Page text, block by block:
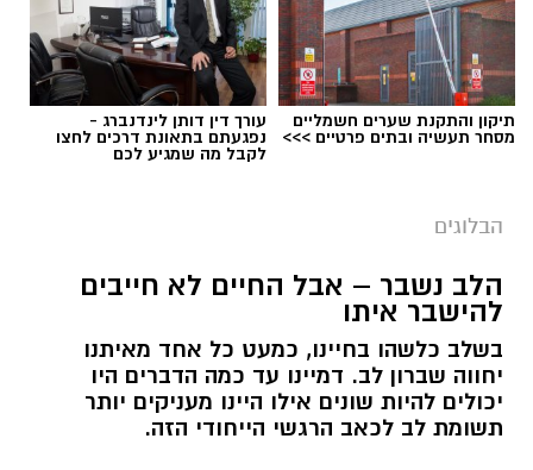
יש לכם מידע חשוב שטרם נחשף? צילומים מאירוע
חדשותי? מצאתם טעות בכתבה? נשמח שתשתפו
אותנו
תיקון והתקנת שערים חשמליים
מסחר תעשיה ובתים פרטיים >>>
עורך דין דותן לינדנברג -
נפגעתם בתאונת דרכים לחצו
לקבל מה שמגיע לכם
הבלוגים
הלב נשבר – אבל החיים לא חייבים
להישבר איתו
בשלב כלשהו בחיינו, כמעט כל אחד מאיתנו
יחווה שברון לב. דמיינו עד כמה הדברים היו
יכולים להיות שונים אילו היינו מעניקים יותר
תשומת לב לכאב הרגשי הייחודי הזה.